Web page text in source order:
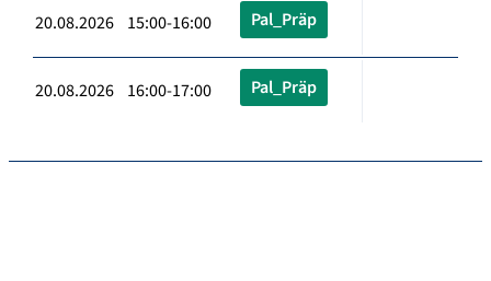
20.08.2026 15:00-16:00 Pal_Präp
20.08.2026 16:00-17:00 Pal_Präp